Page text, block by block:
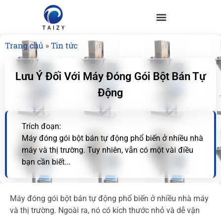
Trang chủ »Tin tức
Lưu Ý Đối Với Máy Đóng Gói Bột Bán Tự
Động
Trích đoạn:
Máy đóng gói bột bán tự động phổ biến ở nhiều nhà
máy và thị trường. Tuy nhiên, vẫn có một vài điều
bạn cần biết...
Máy đóng gói bột bán tự động phổ biến ở nhiều nhà máy
và thị trường. Ngoài ra, nó có kích thước nhỏ và dễ vận